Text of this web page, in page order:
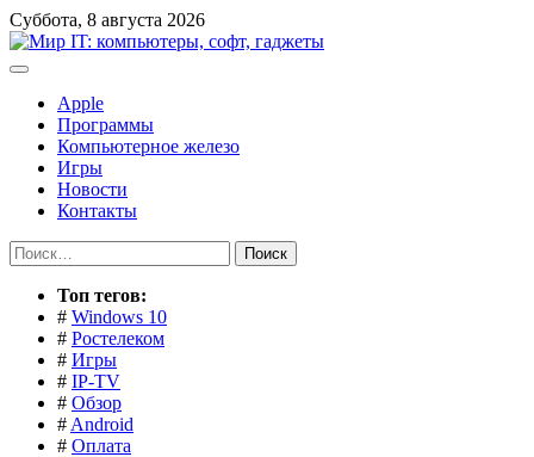
Перейти
к
содержимому
Суббота, 8 августа 2026
Apple
Программы
Компьютерное железо
Игры
Новости
Контакты
Найти:
Toп тегов:
# Windows 10
# Ростелеком
# Игры
# IP-TV
# Обзор
# Android
# Оплата